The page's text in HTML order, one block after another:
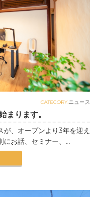
CATEGORY. ニュース
まります。
、オープンより3年を迎え
にお話、セミナー、...